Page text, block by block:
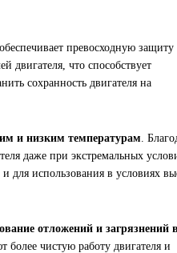
превосходную защиту
двигателя, что способствует
сохранность двигателя на
и низким температурам.
даже при экстремальных
для использования в условиях
отложений и загрязнений в
чистую работу двигателя и